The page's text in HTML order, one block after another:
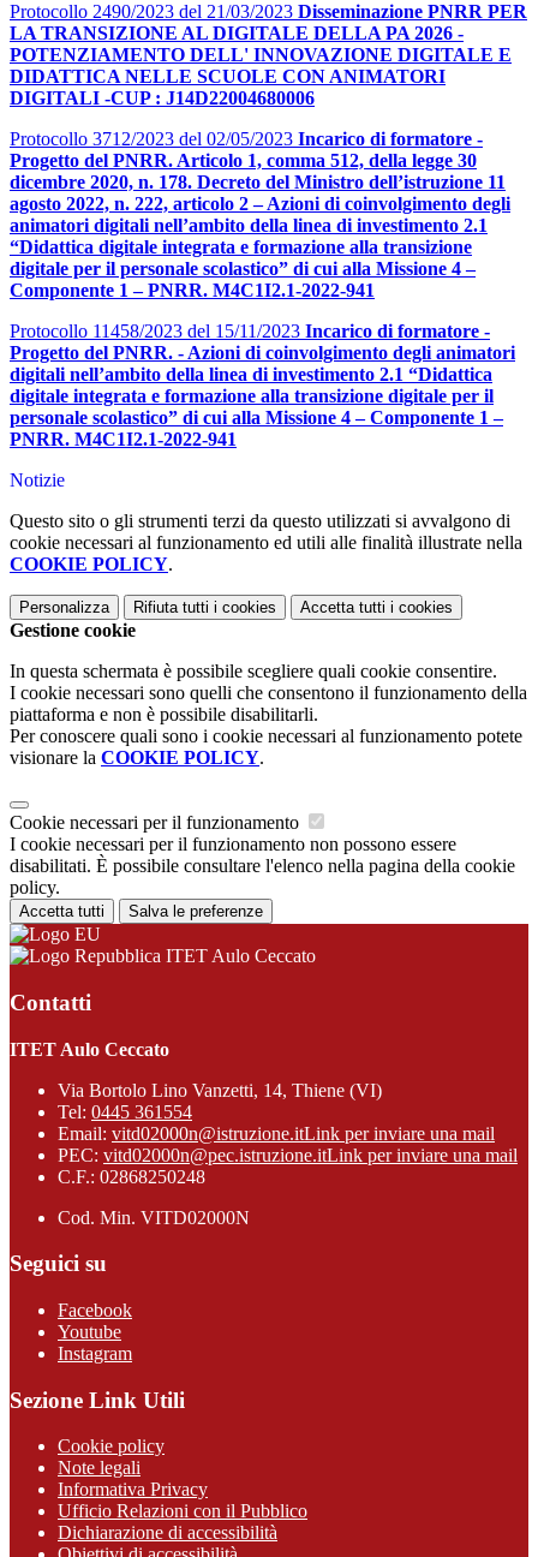
Protocollo 2490/2023 del 21/03/2023 Disseminazione PNRR PER
LA TRANSIZIONE AL DIGITALE DELLA PA 2026 -
POTENZIAMENTO DELL' INNOVAZIONE DIGITALE E
DIDATTICA NELLE SCUOLE CON ANIMATORI
DIGITALI -CUP : J14D22004680006
Protocollo 3712/2023 del 02/05/2023 Incarico di formatore -
Progetto del PNRR. Articolo 1, comma 512, della legge 30
dicembre 2020, n. 178. Decreto del Ministro dell’istruzione 11
agosto 2022, n. 222, articolo 2 – Azioni di coinvolgimento degli
animatori digitali nell’ambito della linea di investimento 2.1
“Didattica digitale integrata e formazione alla transizione
digitale per il personale scolastico” di cui alla Missione 4 –
Componente 1 – PNRR. M4C1I2.1-2022-941
Protocollo 11458/2023 del 15/11/2023 Incarico di formatore -
Progetto del PNRR. - Azioni di coinvolgimento degli animatori
digitali nell’ambito della linea di investimento 2.1 “Didattica
digitale integrata e formazione alla transizione digitale per il
personale scolastico” di cui alla Missione 4 – Componente 1 –
PNRR. M4C1I2.1-2022-941
Notizie
Questo sito o gli strumenti terzi da questo utilizzati si avvalgono di
cookie necessari al funzionamento ed utili alle finalità illustrate nella
COOKIE POLICY.
Personalizza Rifiuta tutti i cookies Accetta tutti i cookies
Gestione cookie
In questa schermata è possibile scegliere quali cookie consentire.
I cookie necessari sono quelli che consentono il funzionamento della
piattaforma e non è possibile disabilitarli.
Per conoscere quali sono i cookie necessari al funzionamento potete
visionare la COOKIE POLICY.
Cookie necessari per il funzionamento
I cookie necessari per il funzionamento non possono essere
disabilitati. È possibile consultare l'elenco nella pagina della cookie
policy.
Accetta tutti Salva le preferenze
ITET Aulo Ceccato
Contatti
ITET Aulo Ceccato
Via Bortolo Lino Vanzetti, 14, Thiene (VI)
Tel: 0445 361554
Email: vitd02000n@istruzione.itLink per inviare una mail
PEC: vitd02000n@pec.istruzione.itLink per inviare una mail
C.F.: 02868250248
Cod. Min. VITD02000N
Seguici su
Facebook
Youtube
Instagram
Sezione Link Utili
Cookie policy
Note legali
Informativa Privacy
Ufficio Relazioni con il Pubblico
Dichiarazione di accessibilità